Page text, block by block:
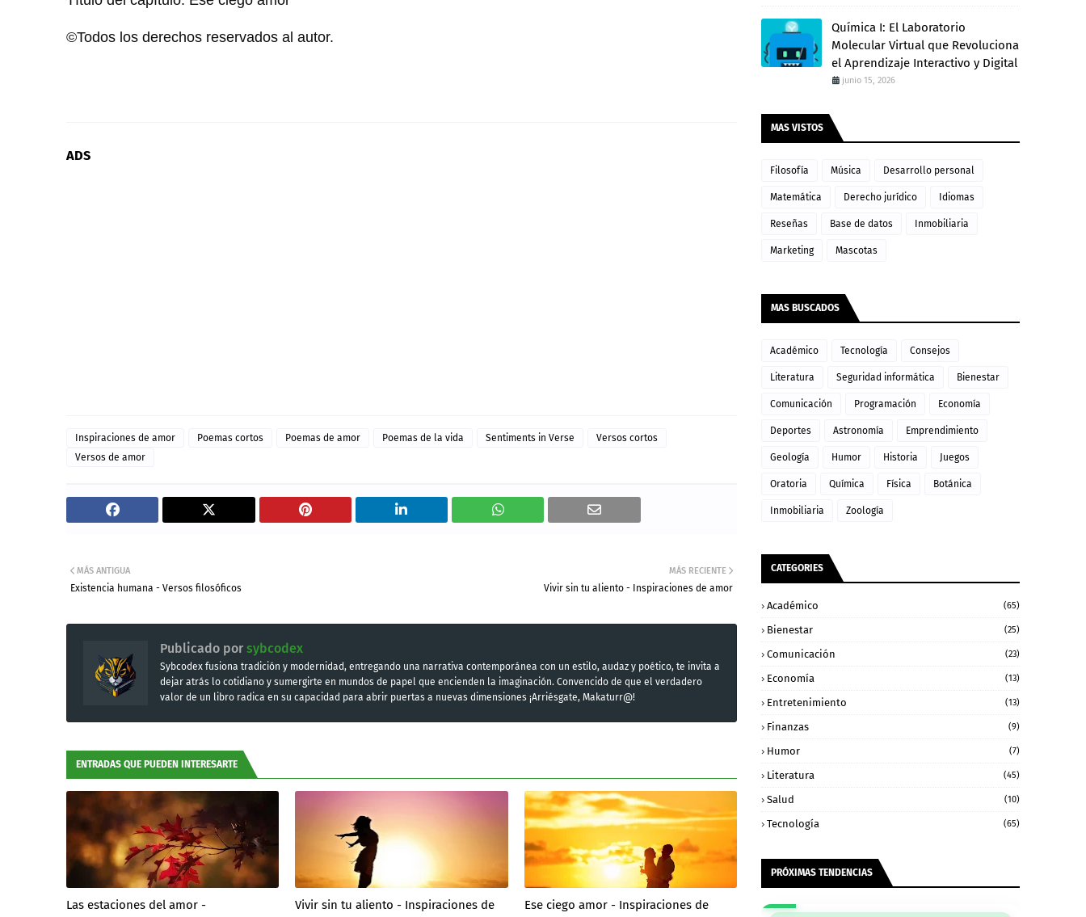
©Todos los derechos reservados al autor.
ADS
Inspiraciones de amor Poemas cortos Poemas de amor Poemas de la vida Sentiments in Verse
Versos cortos
Versos de amor
MÁS RECIENTE
Vivir sin tu aliento - Inspiraciones de amor
MÁS ANTIGUA
Existencia humana - Versos filosóficos
Publicado por sybcodex
Sybcodex fusiona tradición y modernidad, entregando una narrativa contemporánea con un estilo, audaz y poético, te invita a
dejar atrás lo cotidiano y sumergirte en mundos de papel que encienden la imaginación. Convencido de que el verdadero
valor de un libro radica en su capacidad para abrir puertas a nuevas dimensiones ¡Arriésgate, Makaturr@!
ENTRADAS QUE PUEDEN INTERESARTE
Las estaciones del amor -
Vivir sin tu aliento - Inspiraciones de
Ese ciego amor - Inspiraciones de
Química I: El Laboratorio
Molecular Virtual que Revoluciona
el Aprendizaje Interactivo y Digital
junio 15, 2026
MAS VISTOS
Filosofía Música Desarrollo personal
Matemática Derecho jurídico Idiomas
Reseñas Base de datos Inmobiliaria
Marketing Mascotas
MAS BUSCADOS
Académico Tecnología Consejos
Literatura Seguridad informática Bienestar
Comunicación Programación Economía
Deportes Astronomía Emprendimiento
Geología Humor Historia Juegos
Oratoria Química Física Botánica
Inmobiliaria Zoología
CATEGORIES
Académico (65)
Bienestar (25)
Comunicación (23)
Economía (13)
Entretenimiento (13)
Finanzas (9)
Humor (7)
Literatura (45)
Salud (10)
Tecnología (65)
PRÓXIMAS TENDENCIAS